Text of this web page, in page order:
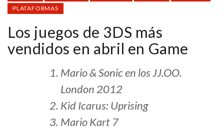
PLATAFORMAS
Los juegos de 3DS más
vendidos en abril en Game
Mario & Sonic en los JJ.OO.
London 2012
Kid Icarus: Uprising
Mario Kart 7